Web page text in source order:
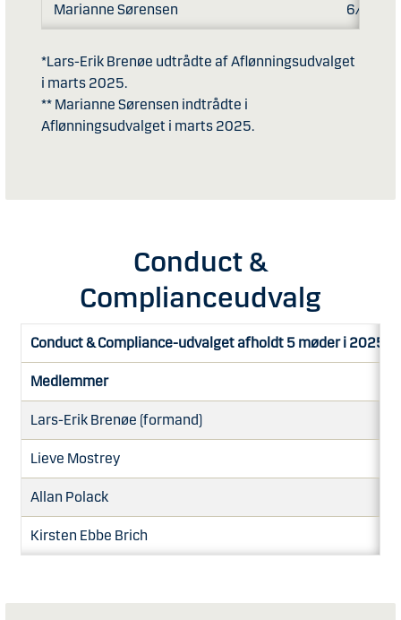
Marianne Sørensen 6/6**
*Lars-Erik Brenøe udtrådte af Aflønningsudvalget
i marts 2025.
** Marianne Sørensen indtrådte i
Aflønningsudvalget i marts 2025.
Conduct &
Complianceudvalg
Conduct & Compliance-udvalget afholdt 5 møder i 2025
Medlemmer
Lars-Erik Brenøe (formand)
Lieve Mostrey
Allan Polack
Kirsten Ebbe Brich